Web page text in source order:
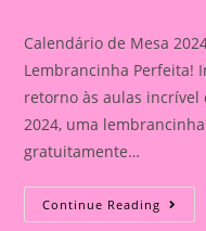
Calendário de Mesa
Lembrancinha Perfeita!
retorno às aulas incrível
2024, uma
gratuitamente…
Continue Reading
De